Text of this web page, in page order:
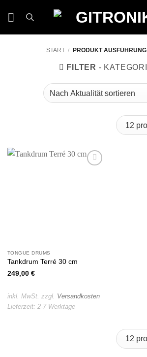
START / PRODUKT AUSFÜHRUNG
FILTER
TONGUE DRUMS
Tankdrum Terré 30 cm
249,00 €
inkl. MwSt. zzgl. Versandkosten
Lieferzeit: 2-7 Werktage